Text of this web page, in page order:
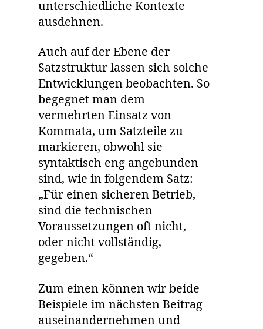
unterschiedliche Kontexte
ausdehnen.
Auch auf der Ebene der
Satzstruktur lassen sich solche
Entwicklungen beobachten. So
begegnet man dem
vermehrten Einsatz von
Kommata, um Satzteile zu
markieren, obwohl sie
syntaktisch eng angebunden
sind, wie in folgendem Satz:
„Für einen sicheren Betrieb,
sind die technischen
Voraussetzungen oft nicht,
oder nicht vollständig,
gegeben.“
Zum einen können wir beide
Beispiele im nächsten Beitrag
auseinandernehmen und